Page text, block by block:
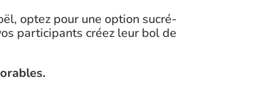
optez pour une option sucré-
participants créez leur bol de